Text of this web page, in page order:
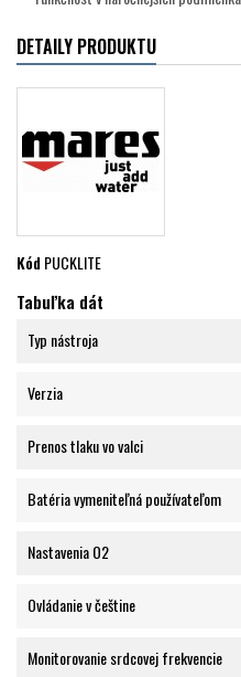
DETAILY PRODUKTU
KódPUCKLITE
Tabuľka dát
Typ nástroja
Verzia
Prenos tlaku vo valci
Batéria vymeniteľná používateľom
Nastavenia O2
Ovládanie v češtine
Monitorovanie srdcovej frekvencie